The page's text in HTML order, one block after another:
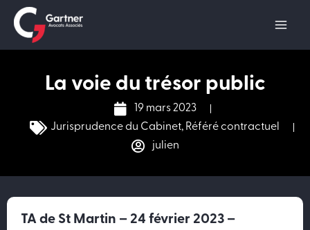
Aller
contenu
La voie du trésor public
19 mars 2023
Jurisprudence du Cabinet, Référé contractuel
julien
TA de St Martin – 24 février 2023 –